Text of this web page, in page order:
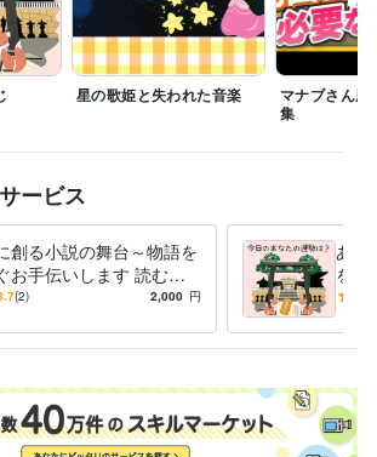
星の歌姫と失われた音楽
マナブさん風
集
ービス
創る小説の舞台～物語を
お手伝いします 読むの
の人の為にご希望通りの
(2) 2,000 円
あな
をお
運・